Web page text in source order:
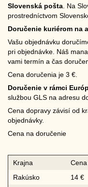
Slovenská pošta . Na
prostredníctvom
Doručenie kuriérom na
Vašu objednávku
pri objednávke. Náš
vami termín a čas
Cena doručenia je 3 €.
Doručenie v rámci
službou GLS na adresu
Cena dopravy závisí od
objednávky.
Cena na doručenie
Krajna
Rakúsko
14 €